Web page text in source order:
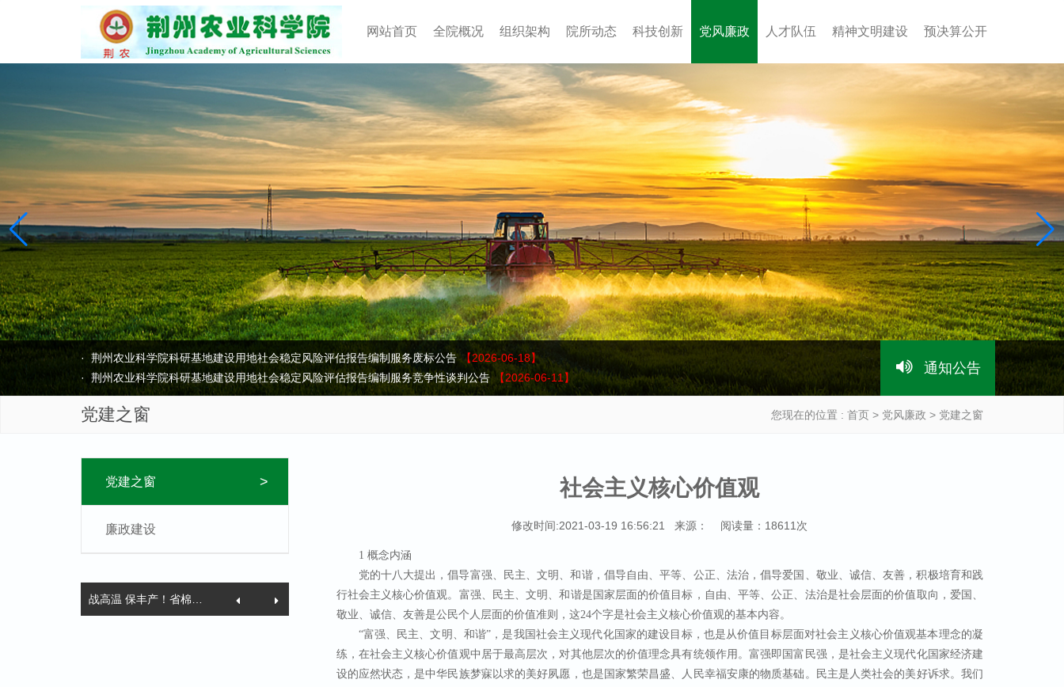
网站首页(current)
全院概况 组织架构 院所动态 科技创新 党风廉政 人才队伍 精神文明建设 预决算公开
· 荆州农业科学院科研基地建设用地社会稳定风险评估报告编制服务废标公告 【2026-06-18】
· 荆州农业科学院科研基地建设用地社会稳定风险评估报告编制服务竞争性谈判公告 【2026-06-11】
· 荆州农业科学院“土壤改良项目”采购询价中标结果公告 【2026-06-03】
· 荆州农业科学院土壤改良项目采购询价公告
· 荆州农业科学院高新区基地大棚水肥一体化配套设施建设项目中标结果公告
· 荆州农业科学院科研基地建设用地社会稳定风险评估报告编制服务（二次）成交结果公告
【2026-07-17】
【2026-07-06】
通知公告
党建之窗 您现在的位置 : 首页 > 党风廉政 > 党建之窗
>
党建之窗
廉政建设
社会主义核心价值观
修改时间:2021-03-19 16:56:21 来源： 阅读量：18611次
1 概念内涵
党的十八大提出，倡导富强、民主、文明、和谐，倡导自由、平等、公正、法治，倡导爱国、敬业、诚信、友善，积极培育和践
行社会主义核心价值观。富强、民主、文明、和谐是国家层面的价值目标，自由、平等、公正、法治是社会层面的价值取向，爱国、
敬业、诚信、友善是公民个人层面的价值准则，这24个字是社会主义核心价值观的基本内容。
“富强、民主、文明、和谐”，是我国社会主义现代化国家的建设目标，也是从价值目标层面对社会主义核心价值观基本理念的凝
练，在社会主义核心价值观中居于最高层次，对其他层次的价值理念具有统领作用。富强即国富民强，是社会主义现代化国家经济建
设的应然状态，是中华民族梦寐以求的美好夙愿，也是国家繁荣昌盛、人民幸福安康的物质基础。民主是人类社会的美好诉求。我们